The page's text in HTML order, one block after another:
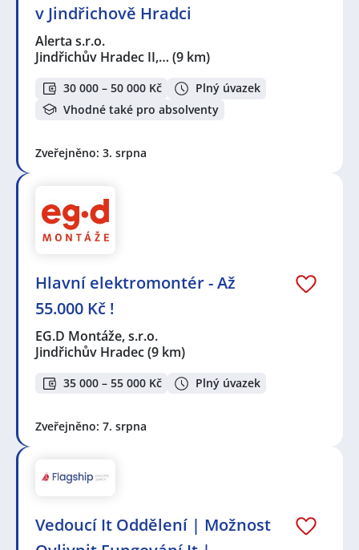
v Jindřichově Hradci
Alerta s.r.o.
Jindřichův Hradec II,… (9 km)
30 000 – 50 000 Kč
Plný úvazek
Vhodné také pro absolventy
Zveřejněno: 3. srpna
Hlavní elektromontér - Až
55.000 Kč !
EG.D Montáže, s.r.o.
Jindřichův Hradec(9 km)
35 000 – 55 000 Kč Plný úvazek
Zveřejněno: 7. srpna
Vedoucí It Oddělení | Možnost